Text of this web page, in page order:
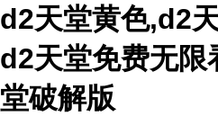
d2天堂黄色,d2
d2天堂免费无限
堂破解版